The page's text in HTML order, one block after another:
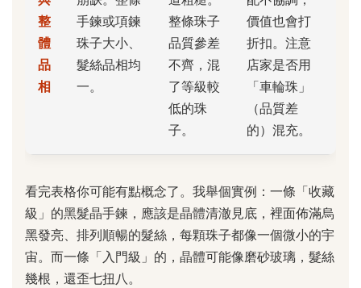
整
體
品
相
手鍊或項鍊
珠子大小、
髮絲品相均
一。
整條珠子
品質參差
不齊，混
了等級較
低的珠
子。
價值也會打
折扣。注意
店家是否用
「車輪珠」
（品質差
的）混充。
看完表格你可能有點概念了。我舉個實例：一條「收藏
級」的黑髮晶手鍊，應該是晶體清澈見底，裡面佈滿烏
黑發亮、排列順暢的髮絲，每顆珠子都像一個微小的宇
宙。而一條「入門級」的，晶體可能像磨砂玻璃，髮絲
幾根，還歪七扭八。